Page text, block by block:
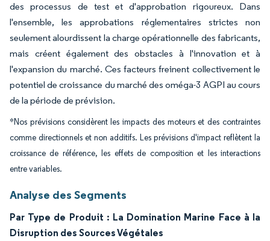
des processus de test et d'approbation rigoureux. Dans
l'ensemble, les approbations réglementaires strictes non
seulement alourdissent la charge opérationnelle des fabricants,
mais créent également des obstacles à l'innovation et à
l'expansion du marché. Ces facteurs freinent collectivement le
potentiel de croissance du marché des oméga-3 AGPI au cours
de la période de prévision.
*Nos prévisions considèrent les impacts des moteurs et des contraintes
comme directionnels et non additifs. Les prévisions d'impact reflètent la
croissance de référence, les effets de composition et les interactions
entre variables.
Analyse des Segments
Par Type de Produit : La Domination Marine Face à la
Disruption des Sources Végétales